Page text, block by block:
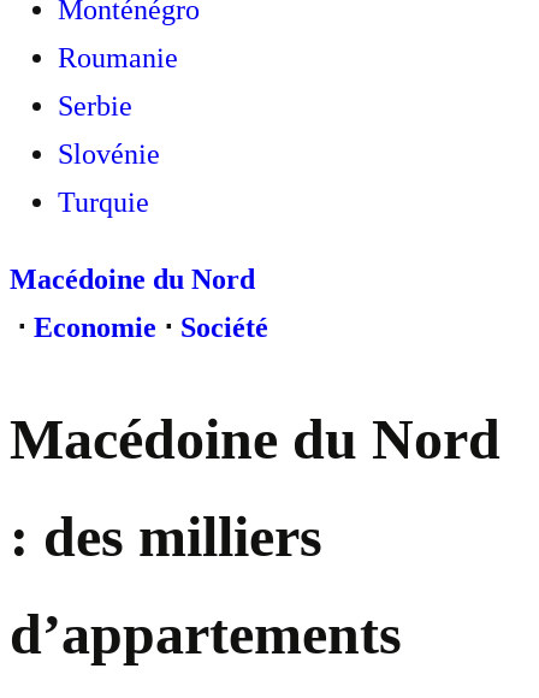
Monténégro
Roumanie
Serbie
Slovénie
Turquie
Macédoine du Nord
⋅ Economie ⋅ Société
Macédoine du Nord
: des milliers
d’appartements